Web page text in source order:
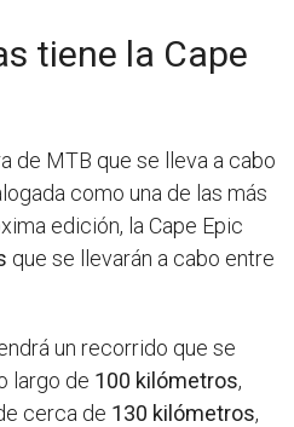
tiene la Cape
de MTB que se lleva a cabo
como una de las más
edición, la Cape Epic
que se llevarán a cabo entre
un recorrido que se
largo de 100 kilómetros,
cerca de 130 kilómetros,